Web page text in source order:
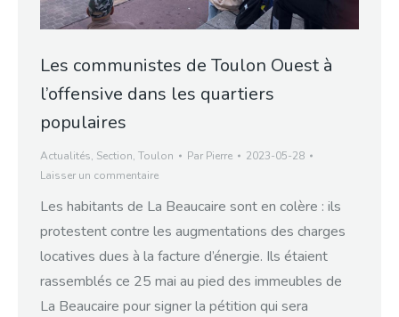
Les communistes de Toulon Ouest à
l’offensive dans les quartiers
populaires
Actualités, Section, Toulon Par Pierre
2023-05-28
Laisser un commentaire
Les habitants de La Beaucaire sont en colère : ils
protestent contre les augmentations des charges
locatives dues à la facture d’énergie. Ils étaient
rassemblés ce 25 mai au pied des immeubles de
La Beaucaire pour signer la pétition qui sera